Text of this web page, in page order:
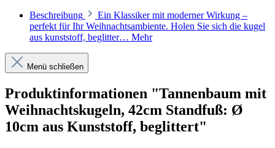
Beschreibung
Ein Klassiker mit moderner Wirkung –
perfekt für Ihr Weihnachtsambiente. Holen Sie sich die kugel
aus kunststoff, beglitter… Mehr
Menü schließen
Produktinformationen "Tannenbaum mit
Weihnachtskugeln, 42cm Standfuß: Ø
10cm aus Kunststoff, beglittert"